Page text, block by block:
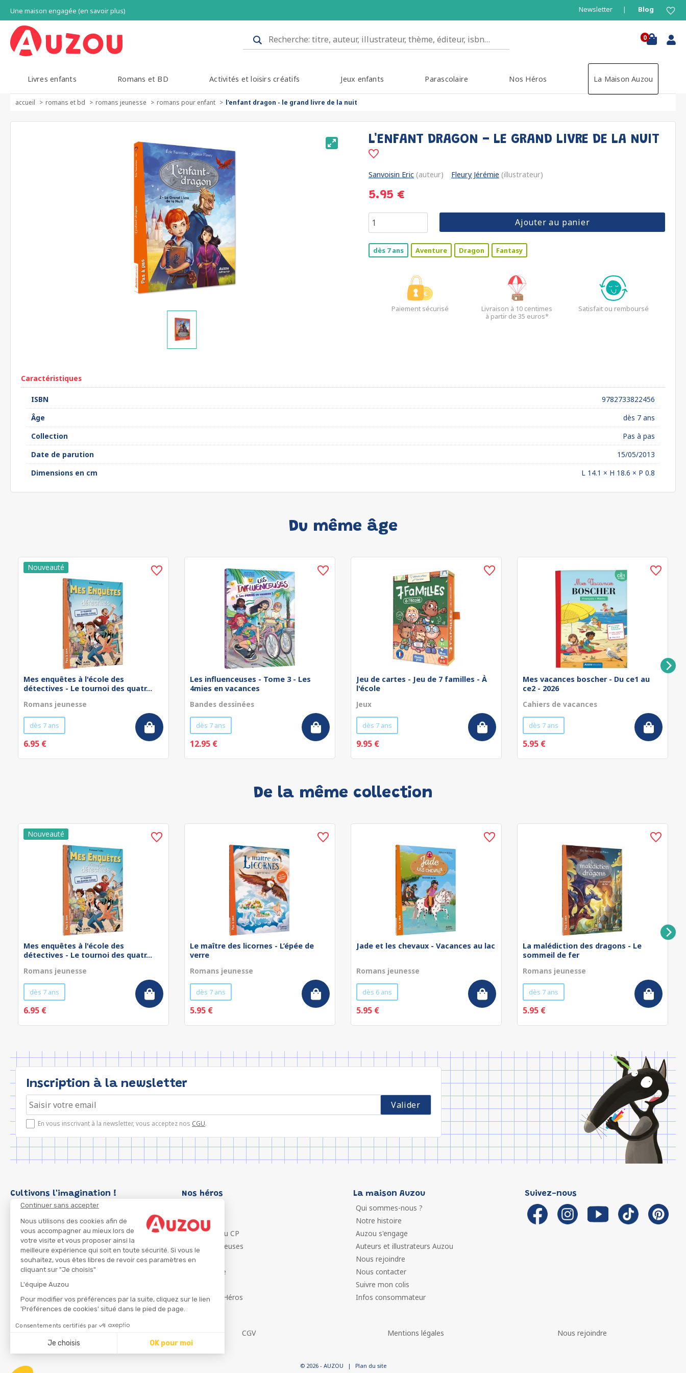
Continuer sans accepter
Nous utilisons des cookies afin de
vous accompagner au mieux lors de
votre visite et vous proposer ainsi la
meilleure expérience qui soit en toute sécurité. Si vous le
souhaitez, vous êtes libres de revoir ces paramètres en
cliquant sur "Je choisis"
L'équipe Auzou
Pour modifier vos préférences par la suite, cliquez sur le lien
'Préférences de cookies' situé dans le pied de page.
Consentements certifiés par
Je choisis OK pour moi
Une maison engagée (en savoir plus) Newsletter Blog
0
Livres enfants Romans et BD Activités et loisirs créatifs Jeux enfants Parascolaire Nos Héros La Maison Auzou
accueil romans et bd romans jeunesse romans pour enfant l'enfant dragon - le grand livre de la nuit
L'ENFANT DRAGON - LE GRAND LIVRE DE LA NUIT
Sanvoisin Eric (auteur) Fleury Jérémie (illustrateur)
5.95 €
Ajouter au panier
dès 7 ans Aventure Dragon Fantasy
Paiement sécurisé
Livraison à 10 centimes
à partir de 35 euros*
Satisfait ou remboursé
Caractéristiques
ISBN
9782733822456
Âge
dès 7 ans
Collection
Pas à pas
Date de parution
15/05/2013
Dimensions en cm
L 14.1 × H 18.6 × P 0.8
Du même âge
Mes enquêtes à l'école des
détectives - Le tournoi des quatr...
Romans jeunesse
dès 7 ans
6.95 €
Les influenceuses - Tome 3 - Les
4mies en vacances
Bandes dessinées
dès 7 ans
12.95 €
Jeu de cartes - Jeu de 7 familles - À
l'école
Jeux
dès 7 ans
9.95 €
Mes vacances boscher - Du ce1 au
ce2 - 2026
Cahiers de vacances
dès 7 ans
5.95 €
De la même collection
Mes enquêtes à l'école des
détectives - Le tournoi des quatr...
Romans jeunesse
dès 7 ans
6.95 €
Le maître des licornes - L’épée de
verre
Romans jeunesse
dès 7 ans
5.95 €
Jade et les chevaux - Vacances au lac
Romans jeunesse
dès 6 ans
5.95 €
La malédiction des dragons - Le
sommeil de fer
Romans jeunesse
dès 7 ans
5.95 €
Inscription à la newsletter
En vous inscrivant à la newsletter, vous acceptez nos CGU.
Cultivons l'imagination ! Nos héros
P'tit Loup
Les Héros du CP
Les Influenceuses
Migali
Petite Taupe
Ma Boîte à Héros
La maison Auzou
Qui sommes-nous ?
Notre histoire
Auzou s'engage
Auteurs et illustrateurs Auzou
Nous rejoindre
Nous contacter
Suivre mon colis
Infos consommateur
Suivez-nous
CGV Mentions légales Nous rejoindre
© 2026 - AUZOU | Plan du site